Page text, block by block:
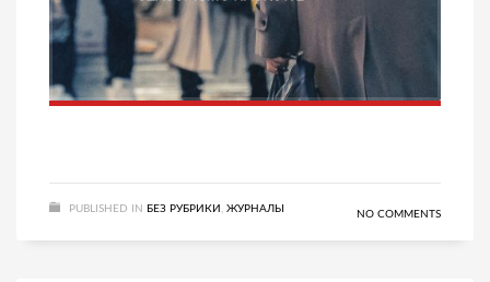
PUBLISHED IN БЕЗ РУБРИКИ ЖУРНАЛЫ NO COMMENTS